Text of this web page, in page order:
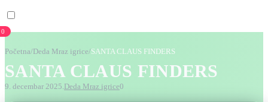
0
Početna/ Deda Mraz igrice/SANTA CLAUS FINDERS
SANTA CLAUS FINDERS
9. decembar 2025.Deda Mraz igrice0